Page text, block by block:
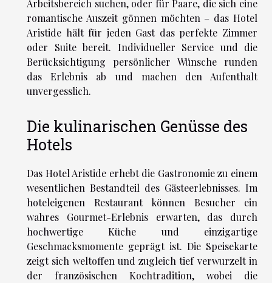
Arbeitsbereich suchen, oder für Paare, die sich eine
romantische Auszeit gönnen möchten – das Hotel
Aristide hält für jeden Gast das perfekte Zimmer
oder Suite bereit. Individueller Service und die
Berücksichtigung persönlicher Wünsche runden
das Erlebnis ab und machen den Aufenthalt
unvergesslich.
Die kulinarischen Genüsse des
Hotels
Das Hotel Aristide erhebt die Gastronomie zu einem
wesentlichen Bestandteil des Gästeerlebnisses. Im
hoteleigenen Restaurant können Besucher ein
wahres Gourmet-Erlebnis erwarten, das durch
hochwertige Küche und einzigartige
Geschmacksmomente geprägt ist. Die Speisekarte
zeigt sich weltoffen und zugleich tief verwurzelt in
der französischen Kochtradition, wobei die